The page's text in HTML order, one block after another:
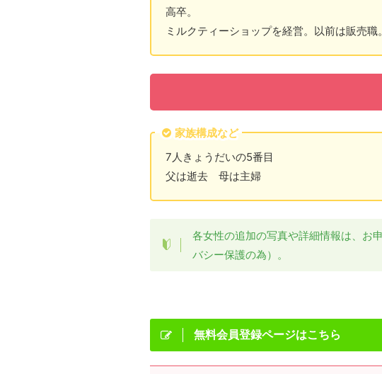
高卒。
ミルクティーショップを経営。以前は販売職。
家族構成など
7人きょうだいの5番目
父は逝去 母は主婦
各女性の追加の写真や詳細情報は、お
バシー保護の為）。
無料会員登録ページはこちら